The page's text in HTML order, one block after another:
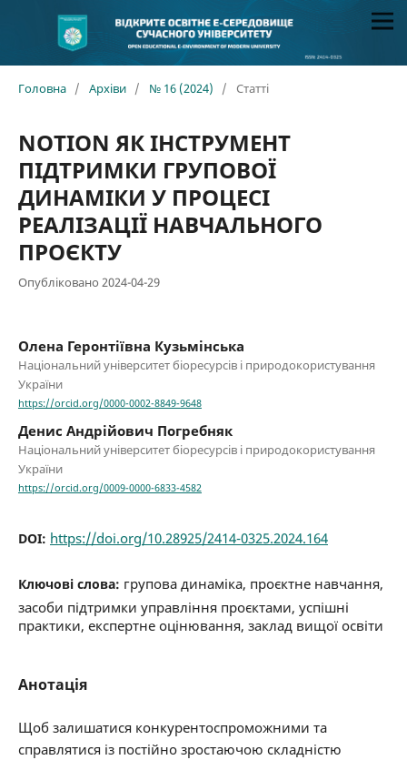
Головна / Архіви / № 16 (2024) / Статті
NOTION ЯК ІНСТРУМЕНТ
ПІДТРИМКИ ГРУПОВОЇ
ДИНАМІКИ У ПРОЦЕСІ
РЕАЛІЗАЦІЇ НАВЧАЛЬНОГО
ПРОЄКТУ
Опубліковано 2024-04-29
Олена Геронтіївна Кузьмінська
Національний університет біоресурсів і природокористування
України
https://orcid.org/0000-0002-8849-9648
Денис Андрійович Погребняк
Національний університет біоресурсів і природокористування
України
https://orcid.org/0009-0000-6833-4582
DOI: https://doi.org/10.28925/2414-0325.2024.164
Ключові слова: групова динаміка, проєктне навчання,
засоби підтримки управління проєктами, успішні
практики, експертне оцінювання, заклад вищої освіти
Анотація
Щоб залишатися конкурентоспроможними та
справлятися із постійно зростаючою складністю